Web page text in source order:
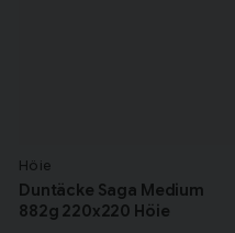
Höie
Duntäcke Saga Medium
882g 220x220 Höie